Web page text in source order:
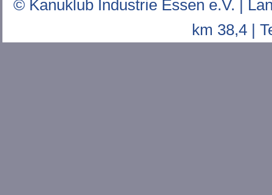
© Kanuklub Industrie Essen e.V. |
km 38,4 |